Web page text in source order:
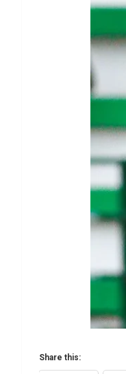
Share this: